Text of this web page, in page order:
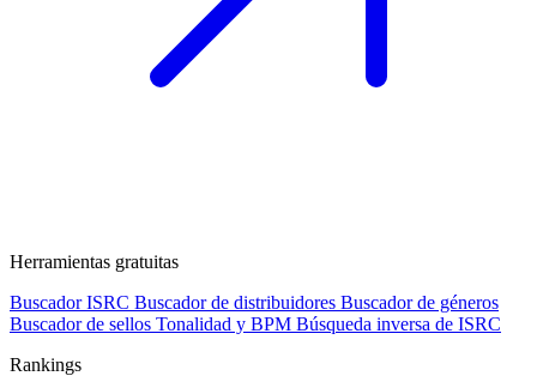
Herramientas gratuitas
Buscador ISRC Buscador de distribuidores Buscador de géneros
Buscador de sellos Tonalidad y BPM Búsqueda inversa de ISRC
Rankings